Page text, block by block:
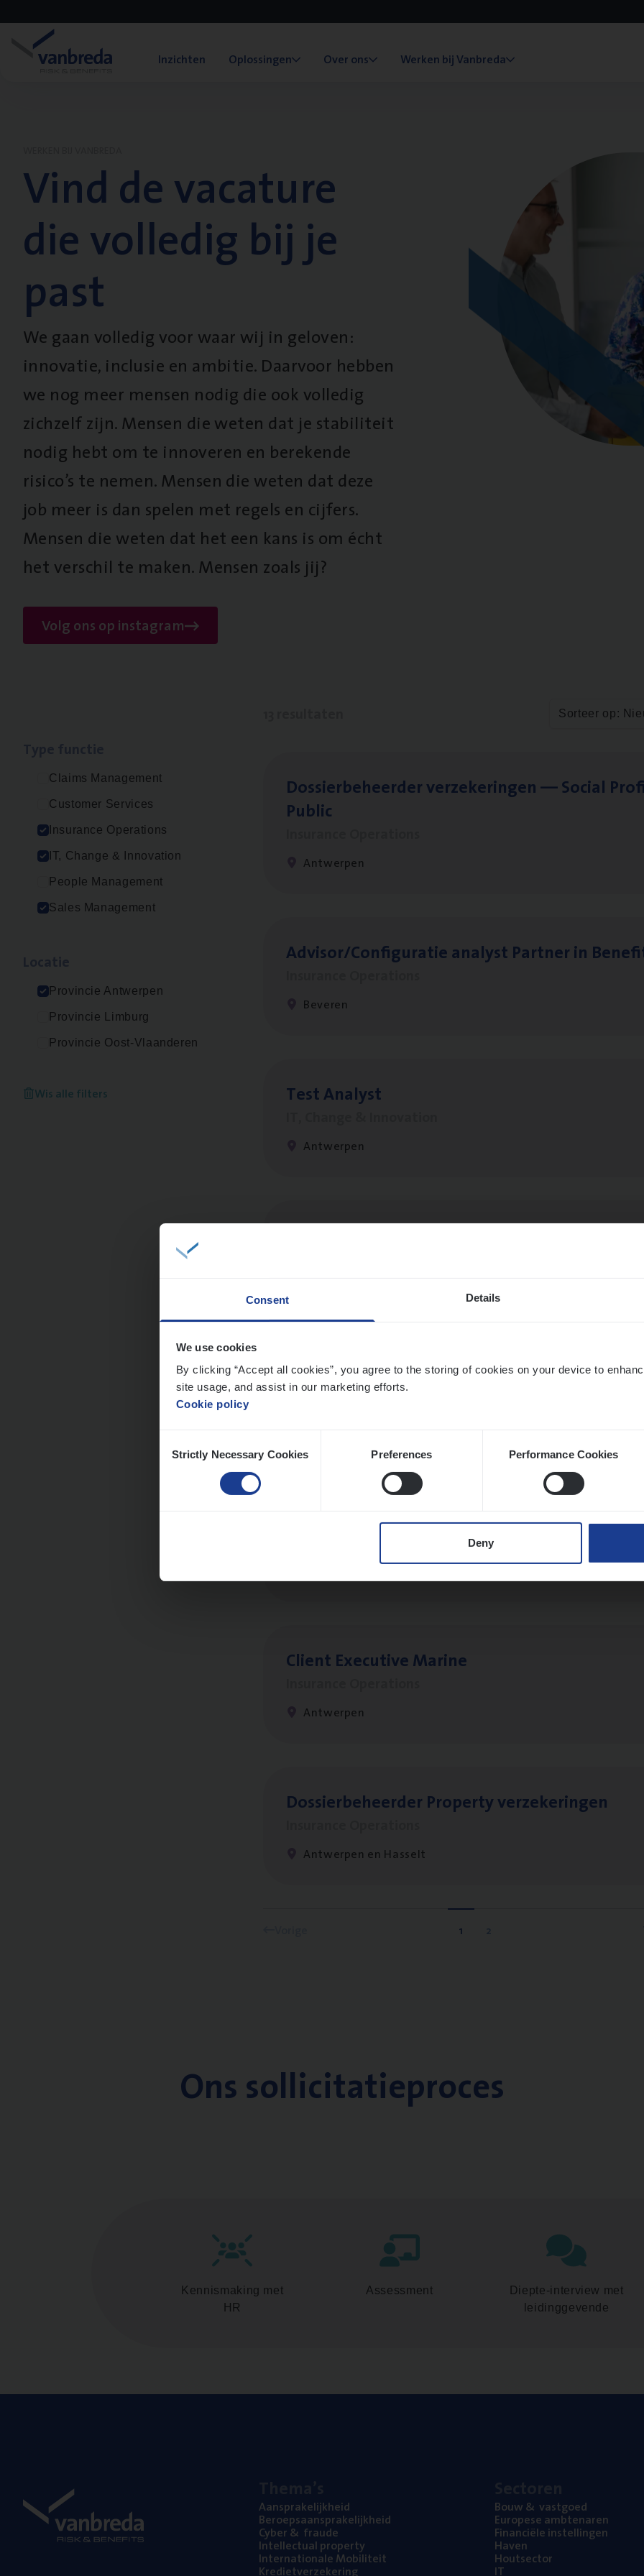
Consent Details
We use cookies
By clicking “Accept all cookies”, you agree to the storing of cookies on your device to
site usage, and assist in our marketing efforts.
Cookie policy
Selection
Strictly Necessary Cookies Preferences Performance Cookies
Deny
Inzichten Oplossingen Over ons Werken bij Vanbreda
Vind de vacature
die volledig bij je
past
We gaan volledig voor waar wij in geloven:
innovatie, inclusie en ambitie. Daarvoor hebben
we nog meer mensen nodig die ook volledig
zichzelf zijn. Mensen die weten dat je stabiliteit
nodig hebt om te innoveren en berekende
risico’s te nemen. Mensen die weten dat deze
job meer is dan spelen met regels en cijfers.
Mensen die weten dat het een kans is om écht
het verschil te maken. Mensen zoals jij?
Volg ons op instagram
Claims Management
Customer Services
Insurance Operations
IT, Change & Innovation
People Management
Sales Management
Provincie Antwerpen
Provincie Limburg
Provincie Oost-Vlaanderen
Wis alle filters
Sorteer op:
Dos­sier­be­heer­der ver­ze­ke­rin­gen — Soci­al
Public
Antwerpen
Advisor/​Configuratie ana­lyst Part­ner in
Beveren
Test Ana­lyst
Antwerpen
Cor­po­ra­te Insu­ran­ce Bro­ker Property
Sales Management
Busi­ness Mana­ger Mari­ne Cargo
People Management, Sales Management
Client Exe­cu­ti­ve Marine
Antwerpen
Dos­sier­be­heer­der Pro­per­ty verzekeringen
Antwerpen en Hasselt
1 2
Ons sollicitatieproces
Kennismaking met
HR
Assessment
Diepte-interview met
leidinggevende
Aan­spra­ke­lijk­heid
Beroeps­aan­spra­ke­lijk­heid
Cyber& fraude
Intel­lec­tu­al property
Inter­na­ti­o­na­le Mobiliteit
Kre­diet­ver­ze­ke­ring
Bouw& vastgoed
Euro­pe­se ambtenaren
Finan­ci­ë­le instellingen
Haven
Hout­sec­tor
IT